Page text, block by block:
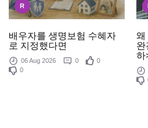
R
배우자를 생명보험 수혜자
로 지정했다면
06 Aug 2026 0
0
0
왜
완
하